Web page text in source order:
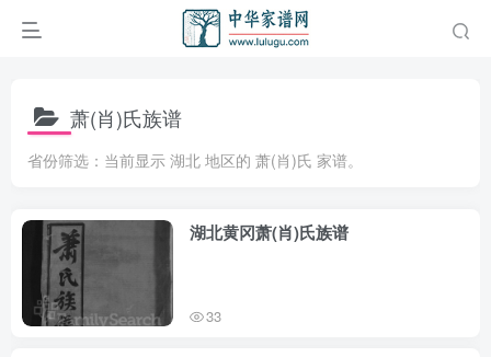
萧(肖)氏族谱
省份筛选：当前显示 湖北 地区的 萧(肖)氏 家谱。
湖北黄冈萧(肖)氏族谱
33